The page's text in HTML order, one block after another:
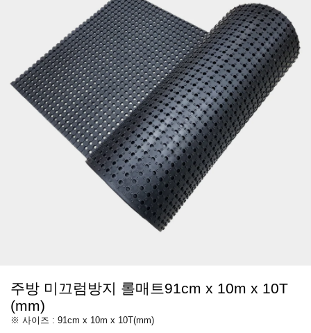
주방 미끄럼방지 롤매트91cm x 10m x 10T
(mm)
※ 사이즈 : 91cm x 10m x 10T(mm)